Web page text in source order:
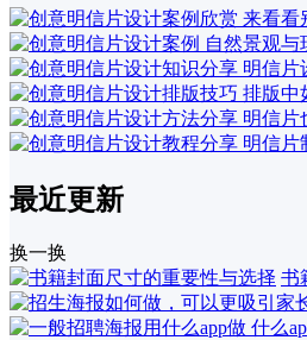
最近更新
换一换
书